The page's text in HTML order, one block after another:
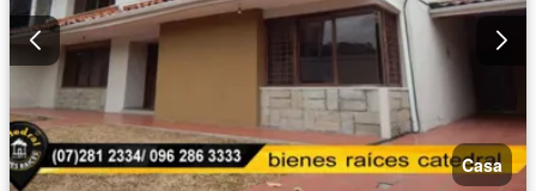
Casa